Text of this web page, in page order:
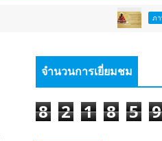
ภาพข่าวประชาสัมพันธ์
จำนวนการเยี่ยมชม
8 2 1 8 5 9